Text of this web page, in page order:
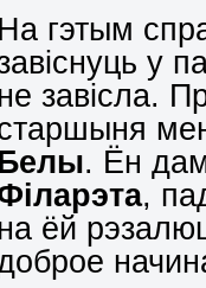
На гэтым
у
завісла.
. Ён
,
ёй